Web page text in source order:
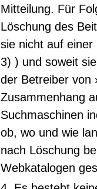
Mitteilung. Für
Löschung des
sie nicht auf
3) ) und soweit
der Betreiber von
Zusammenhang
Suchmaschinen
ob, wo und wie
nach Löschung
Webkatalogen